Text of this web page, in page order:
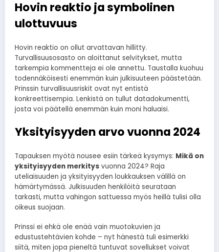
Hovin reaktio ja symbolinen
ulottuvuus
Hovin reaktio on ollut arvattavan hillitty.
Turvallisuusosasto on aloittanut selvitykset, mutta
tarkempia kommentteja ei ole annettu. Taustalla kuohuu
todennäköisesti enemmän kuin julkisuuteen päästetään.
Prinssin turvallisuusriskit ovat nyt entistä
konkreettisempia. Lenkistä on tullut datadokumentti,
josta voi päätellä enemmän kuin moni haluaisi.
Yksityisyyden arvo vuonna 2024
Tapauksen myötä nousee esiin tärkeä kysymys: Mikä on
yksityisyyden merkitys vuonna 2024? Raja
uteliaisuuden ja yksityisyyden loukkauksen välillä on
hämärtymässä. Julkisuuden henkilöitä seurataan
tarkasti, mutta vahingon sattuessa myös heillä tulisi olla
oikeus suojaan.
Prinssi ei ehkä ole enää vain muotokuvien ja
edustustehtävien kohde – nyt hänestä tuli esimerkki
siitä, miten jopa pieneltä tuntuvat sovellukset voivat